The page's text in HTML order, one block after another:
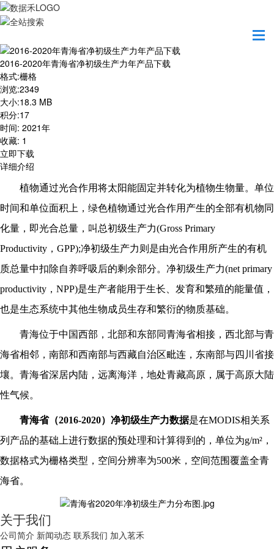
2016-2020年青海省净初级生产力年产品下载
2016-2020年青海省净初级生产力年产品下载
格式:栅格
浏览:2349
大小:18.3 MB
积分:17
时间: 2021年
收藏: 1
立即下载
详细介绍
植物通过光合作用将太阳能固定并转化为植物生物量。单位
时间和单位面积上，绿色植物通过光合作用产生的全部有机物同
化量，即光合总量，叫总初级生产力(Gross Primary
Productivity，GPP);净初级生产力则是由光合作用所产生的有机
质总量中扣除自养呼吸后的剩余部分。净初级生产力(net primary
productivity，NPP)是生产者能用于生长、发育和繁殖的能量值，
也是生态系统中其他生物成员生存和繁衍的物质基础。
青海位于中国西部，北部和东部同青海省相接，西北部与青
海省相邻，南部和西南部与西藏自治区毗连，东南部与四川省接
壤。青海省深居内陆，远离海洋，地处青藏高原，属于高原大陆
性气候。
青海省（2016-2020）净初级生产力数据是在MODIS相关系
列产品的基础上进行数据的预处理和计算得到的，单位为g/m²，
数据格式为栅格类型，空间分辨率为500米，空间范围覆盖全青
海省。
关于我们
公司简介 新闻动态 联系我们 加入茗禾